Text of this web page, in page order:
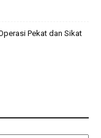
Pekat dan Sikat